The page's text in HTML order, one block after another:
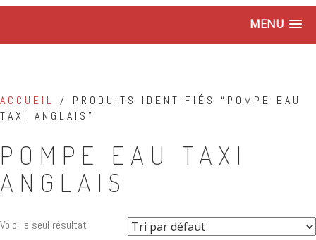
MENU
ACCUEIL / PRODUITS IDENTIFIÉS “POMPE EAU
TAXI ANGLAIS”
POMPE EAU TAXI
ANGLAIS
Voici le seul résultat